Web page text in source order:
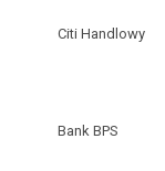
Citi Handlowy
Bank BPS